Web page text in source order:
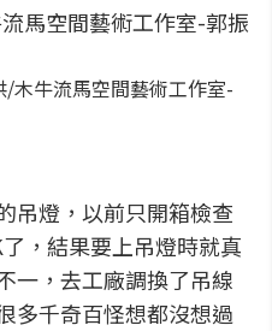
木牛流馬空間藝術工作室-
吊燈，以前只開箱檢查
，結果要上吊燈時就真
一，去工廠調換了吊線
多千奇百怪想都沒想過